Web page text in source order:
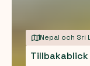
Nepal och Sri
Tillbakablick